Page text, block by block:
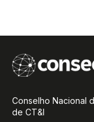
Conselho Nacional
de CT&I